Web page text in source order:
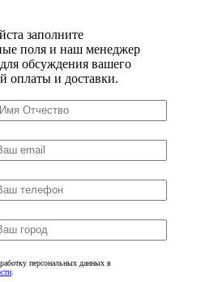
заполните
поля и наш менеджер
обсуждения вашего
оплаты и доставки.
персональных данных в